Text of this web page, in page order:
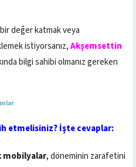
değer katmak veya
istiyorsanız,Akşemsettin
bilgi sahibi olmanız gereken
etmelisiniz? İşte cevaplar:
mobilyalar, döneminin zarafetini